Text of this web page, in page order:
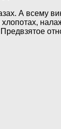
А всему